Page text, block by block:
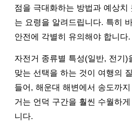
점을 극대화하는 방법과 예상치
는 요령을 알려드립니다. 특히
안전에 각별히 유의해야 합니다.
자전거 종류별 특성(일반, 전기)
맞는 선택을 하는 것이 여행의
들어, 해운대 해변에서 송도까
거는 언덕 구간을 훨씬 수월하
니다.